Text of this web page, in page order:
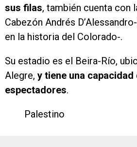
sus filas, también cuenta con
Cabezón Andrés
en la historia del Colorado-.
Su estadio es el Beira-Río,
Alegre, y tiene una capacidad
espectadores.
Palestino